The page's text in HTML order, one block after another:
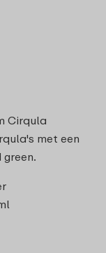
Cirqula
met een
green.